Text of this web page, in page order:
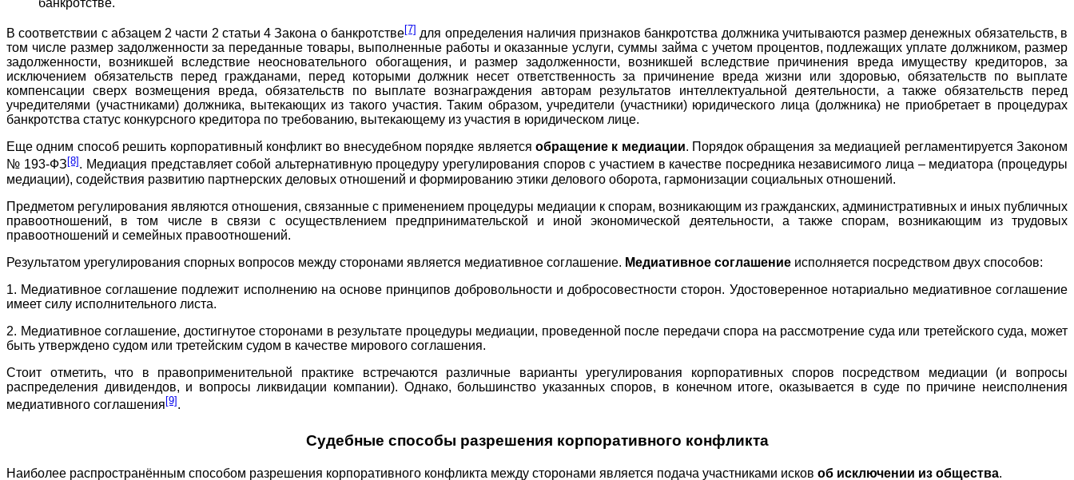
банкротстве.
В соответствии с абзацем 2 части 2 статьи 4 Закона о банкротстве[7] для определения наличия признаков банкротства должника учитываются размер денежных обязательств, в
том числе размер задолженности за переданные товары, выполненные работы и оказанные услуги, суммы займа с учетом процентов, подлежащих уплате должником, размер
задолженности, возникшей вследствие неосновательного обогащения, и размер задолженности, возникшей вследствие причинения вреда имуществу кредиторов, за
исключением обязательств перед гражданами, перед которыми должник несет ответственность за причинение вреда жизни или здоровью, обязательств по выплате
компенсации сверх возмещения вреда, обязательств по выплате вознаграждения авторам результатов интеллектуальной деятельности, а также обязательств перед
учредителями (участниками) должника, вытекающих из такого участия. Таким образом, учредители (участники) юридического лица (должника) не приобретает в процедурах
банкротства статус конкурсного кредитора по требованию, вытекающему из участия в юридическом лице.
Еще одним способ решить корпоративный конфликт во внесудебном порядке является обращение к медиации. Порядок обращения за медиацией регламентируется Законом
№ 193-ФЗ[8]. Медиация представляет собой альтернативную процедуру урегулирования споров с участием в качестве посредника независимого лица – медиатора (процедуры
медиации), содействия развитию партнерских деловых отношений и формированию этики делового оборота, гармонизации социальных отношений.
Предметом регулирования являются отношения, связанные с применением процедуры медиации к спорам, возникающим из гражданских, административных и иных публичных
правоотношений, в том числе в связи с осуществлением предпринимательской и иной экономической деятельности, а также спорам, возникающим из трудовых
правоотношений и семейных правоотношений.
Результатом урегулирования спорных вопросов между сторонами является медиативное соглашение. Медиативное соглашение исполняется посредством двух способов:
1. Медиативное соглашение подлежит исполнению на основе принципов добровольности и добросовестности сторон. Удостоверенное нотариально медиативное соглашение
имеет силу исполнительного листа.
2. Медиативное соглашение, достигнутое сторонами в результате процедуры медиации, проведенной после передачи спора на рассмотрение суда или третейского суда, может
быть утверждено судом или третейским судом в качестве мирового соглашения.
Стоит отметить, что в правоприменительной практике встречаются различные варианты урегулирования корпоративных споров посредством медиации (и вопросы
распределения дивидендов, и вопросы ликвидации компании). Однако, большинство указанных споров, в конечном итоге, оказывается в суде по причине неисполнения
медиативного соглашения[9].
Судебные способы разрешения корпоративного конфликта
Наиболее распространённым способом разрешения корпоративного конфликта между сторонами является подача участниками исков об исключении из общества.